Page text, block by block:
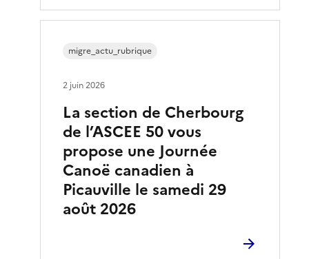
La section de Cherbourg
de l’ASCEE 50 vous
propose une Journée
Canoë canadien à
Picauville le samedi 29
août 2026
migre_actu_rubrique
2 juin 2026